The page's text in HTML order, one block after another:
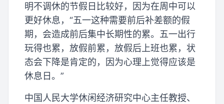
明不调休的节假日比较好，因为在周中可以
更好休息，“五一这种需要前后补差额的假
期，会造成前后集中长期性的累。五一出行
玩得也累，放假前累，放假后上班也累，状
态会下降是肯定的，因为心理上觉得应该是
休息日。”
中国人民大学休闲经济研究中心主任教授、